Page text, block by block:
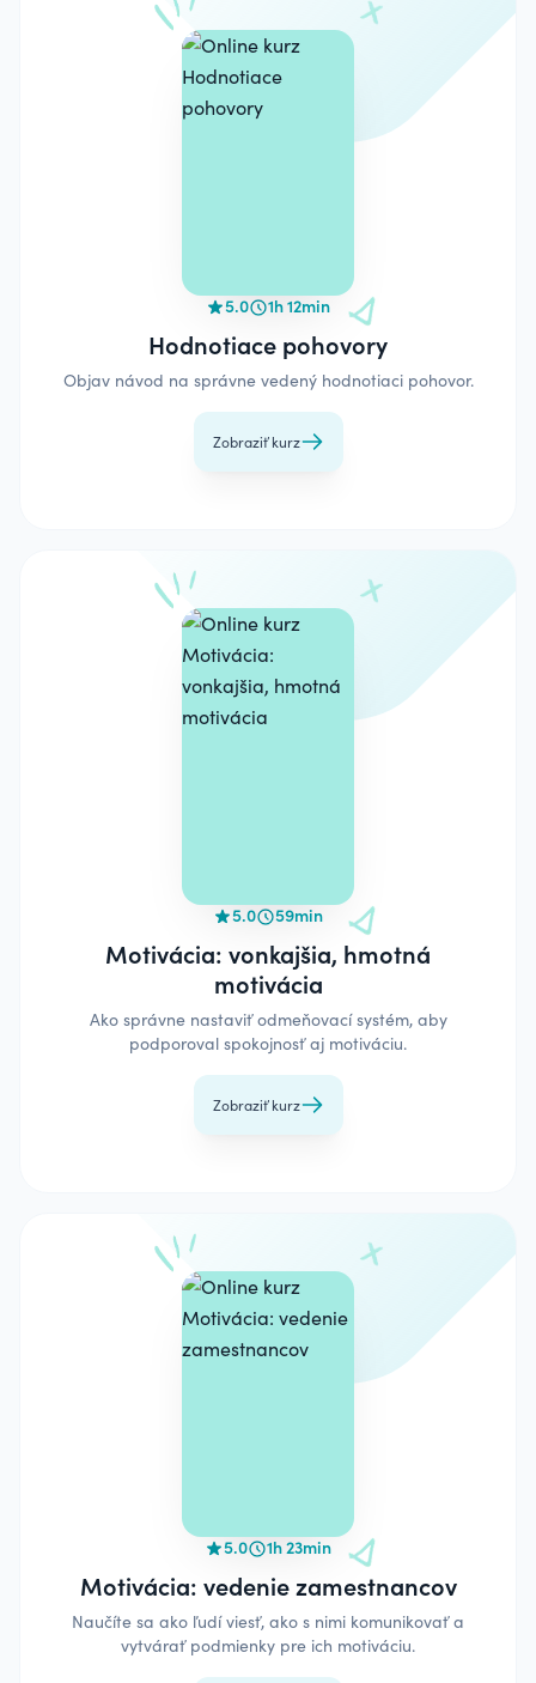
5.0 1h 12min
Hodnotiace pohovory
Objav návod na správne vedený hodnotiaci pohovor.
Zobraziť kurz
5.0 59min
Motivácia: vonkajšia, hmotná
motivácia
Ako správne nastaviť odmeňovací systém, aby
podporoval spokojnosť aj motiváciu.
Zobraziť kurz
5.0 1h 23min
Motivácia: vedenie zamestnancov
Naučíte sa ako ľudí viesť, ako s nimi komunikovať a
vytvárať podmienky pre ich motiváciu.